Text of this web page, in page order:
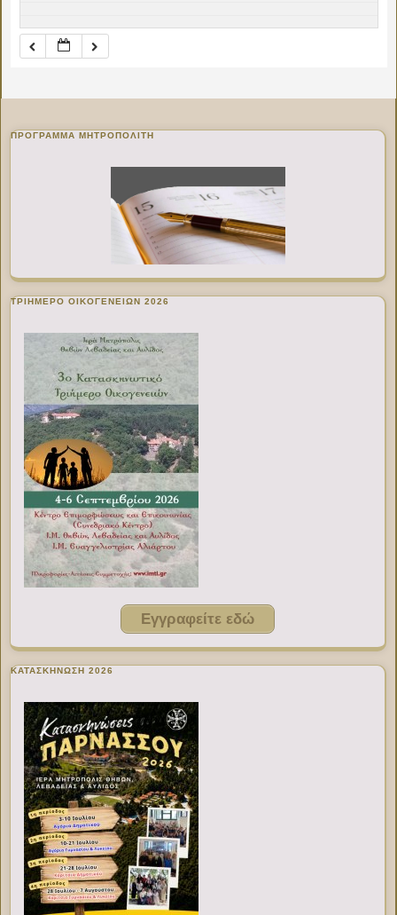
ΠΡΌΓΡΑΜΜΑ ΜΗΤΡΟΠΟΛΊΤΗ
ΤΡΙΗΜΕΡΟ ΟΙΚΟΓΕΝΕΙΩΝ 2026
Εγγραφείτε εδώ
ΚΑΤΑΣΚΗΝΩΣΗ 2026